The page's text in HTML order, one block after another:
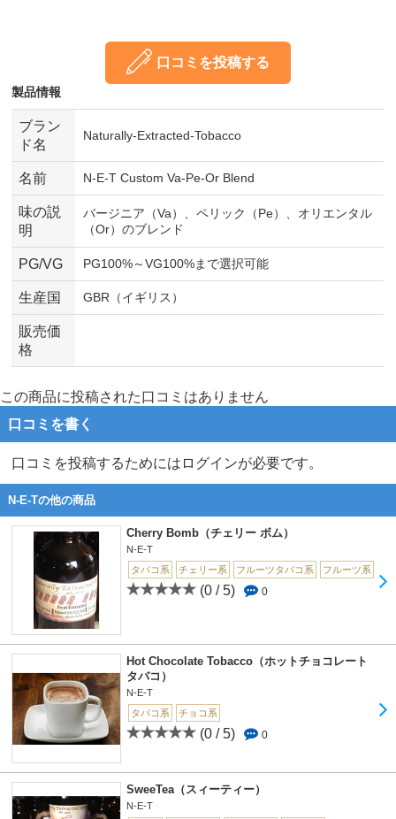
口コミを投稿する
製品情報
ブラン
ド名
Naturally-Extracted-Tobacco
名前 N-E-T Custom Va-Pe-Or Blend
味の説
明
バージニア（Va）、ペリック（Pe）、オリエンタル
（Or）のブレンド
PG/VG PG100%～VG100%まで選択可能
生産国 GBR（イギリス）
販売価
格
この商品に投稿された口コミはありません
口コミを書く
口コミを投稿するためにはログインが必要です。
N-E-Tの他の商品
Cherry Bomb（チェリー ボム）
N-E-T
タバコ系
チェリー系 フルーツタバコ系 フルーツ系
(0 / 5) 0
Hot Chocolate Tobacco（ホットチョコレート
タバコ）
N-E-T
タバコ系
チョコ系
(0 / 5) 0
SweeTea（スィーティー）
N-E-T